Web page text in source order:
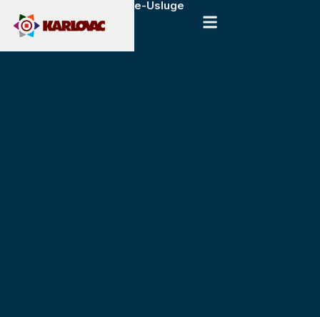
e-Usluge